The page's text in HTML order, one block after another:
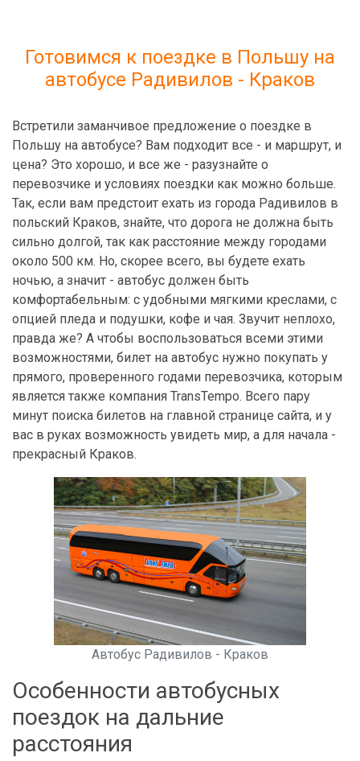
Готовимся к поездке в Польшу на
автобусе Радивилов - Краков
Встретили заманчивое предложение о поездке в
Польшу на автобусе? Вам подходит все - и маршрут, и
цена? Это хорошо, и все же - разузнайте о
перевозчике и условиях поездки как можно больше.
Так, если вам предстоит ехать из города Радивилов в
польский Краков, знайте, что дорога не должна быть
сильно долгой, так как расстояние между городами
около 500 км. Но, скорее всего, вы будете ехать
ночью, а значит - автобус должен быть
комфортабельным: с удобными мягкими креслами, с
опцией пледа и подушки, кофе и чая. Звучит неплохо,
правда же? А чтобы воспользоваться всеми этими
возможностями, билет на автобус нужно покупать у
прямого, проверенного годами перевозчика, которым
является также компания TransTempo. Всего пару
минут поиска билетов на главной странице сайта, и у
вас в руках возможность увидеть мир, а для начала -
прекрасный Краков.
Автобус Радивилов - Краков
Особенности автобусных
поездок на дальние
расстояния